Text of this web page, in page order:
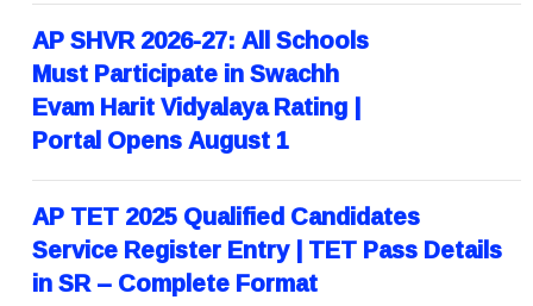
AP SHVR 2026-27: All Schools
Must Participate in Swachh
Evam Harit Vidyalaya Rating |
Portal Opens August 1
AP TET 2025 Qualified Candidates
Service Register Entry | TET Pass Details
in SR – Complete Format